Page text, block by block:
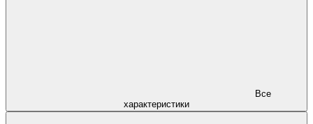
характеристики